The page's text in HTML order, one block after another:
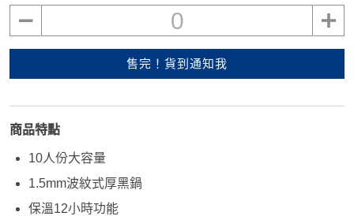
0
售完！貨到通知我
商品特點
10人份大容量
1.5mm波紋式厚黑鍋
保溫12小時功能